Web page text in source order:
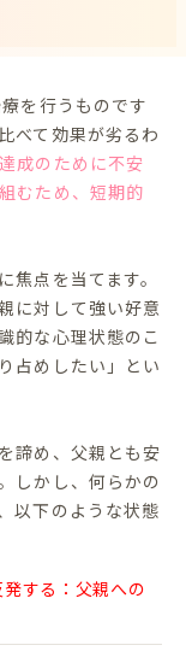
を行うものです
べて効果が劣るわ
成のために不安
むため、短期的
点を当てます。
に対して強い好意
的な心理状態のこ
占めしたい」とい
諦め、父親とも安
しかし、何らかの
以下のような状態
する：父親への